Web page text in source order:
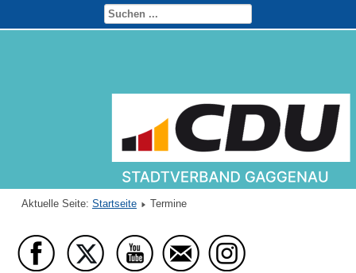
Aktuelle Seite: Startseite Termine